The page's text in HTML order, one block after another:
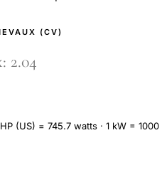
(CV)
(US) = 745.7 watts · 1 kW =